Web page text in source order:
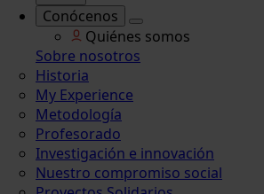
Conócenos
Quiénes somos
Sobre nosotros
Historia
My Experience
Metodología
Profesorado
Investigación e innovación
Nuestro compromiso social